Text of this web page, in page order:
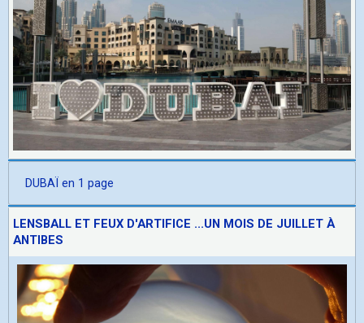
DUBAÏ en 1 page
LENSBALL ET FEUX D'ARTIFICE ...UN MOIS DE JUILLET À
ANTIBES